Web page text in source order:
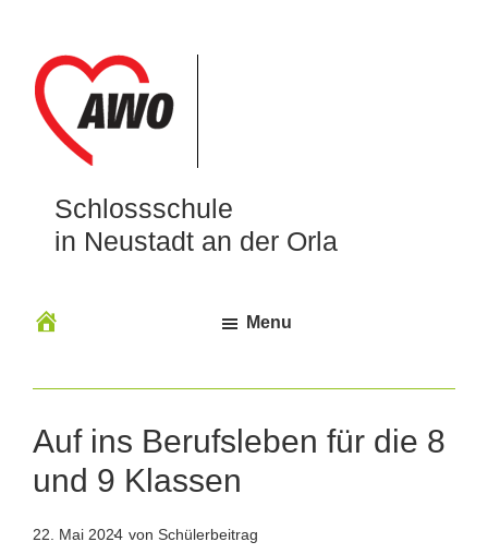
Schlossschule
in Neustadt an der Orla
Menu
Auf ins Berufsleben für die 8
und 9 Klassen
22. Mai 2024 von Schülerbeitrag